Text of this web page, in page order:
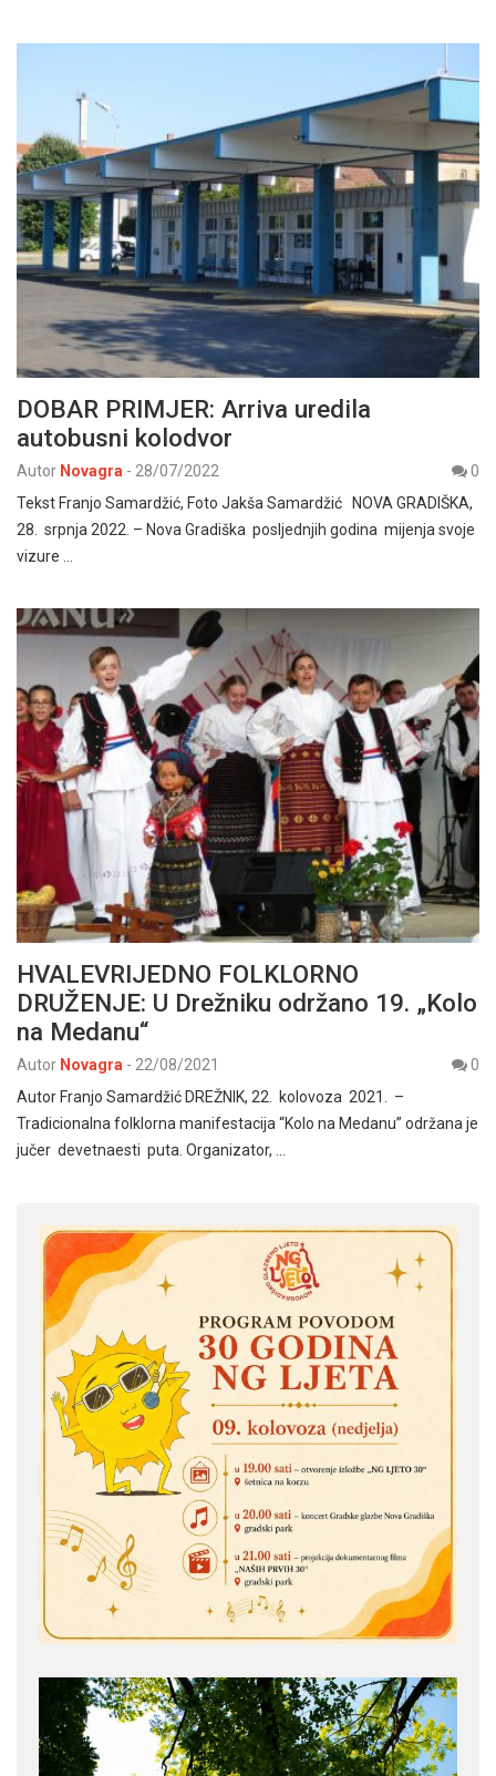
DOBAR PRIMJER: Arriva uredila
autobusni kolodvor
Autor Novagra - 28/07/2022
0
Tekst Franjo Samardžić, Foto Jakša Samardžić NOVA GRADIŠKA,
28. srpnja 2022. – Nova Gradiška posljednjih godina mijenja svoje
vizure …
HVALEVRIJEDNO FOLKLORNO
DRUŽENJE: U Drežniku održano 19. „Kolo
na Medanu“
Autor Novagra - 22/08/2021
0
Autor Franjo Samardžić DREŽNIK, 22. kolovoza 2021. –
Tradicionalna folklorna manifestacija “Kolo na Medanu” održana je
jučer devetnaesti puta. Organizator, …